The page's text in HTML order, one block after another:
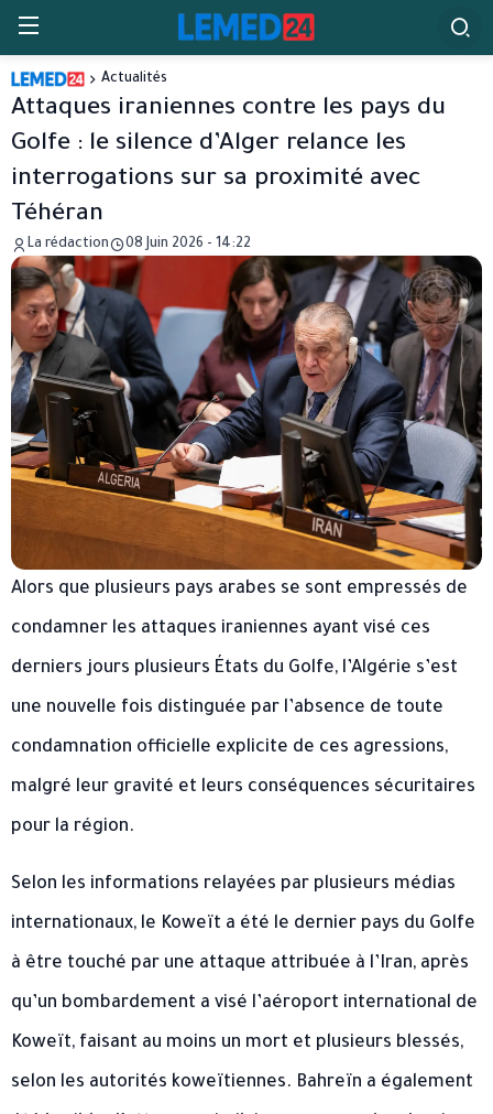
Actualités
Attaques iraniennes contre les pays du
Golfe : le silence d’Alger relance les
interrogations sur sa proximité avec
Téhéran
La rédaction 08 Juin 2026 - 14:22
Alors que plusieurs pays arabes se sont empressés de
condamner les attaques iraniennes ayant visé ces
derniers jours plusieurs États du Golfe, l’Algérie s’est
une nouvelle fois distinguée par l’absence de toute
condamnation officielle explicite de ces agressions,
malgré leur gravité et leurs conséquences sécuritaires
pour la région.
Selon les informations relayées par plusieurs médias
internationaux, le Koweït a été le dernier pays du Golfe
à être touché par une attaque attribuée à l’Iran, après
qu’un bombardement a visé l’aéroport international de
Koweït, faisant au moins un mort et plusieurs blessés,
selon les autorités koweïtiennes. Bahreïn a également